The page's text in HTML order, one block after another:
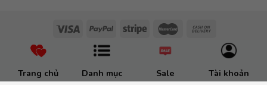
Trang chủ Danh mục Sale Tài khoản